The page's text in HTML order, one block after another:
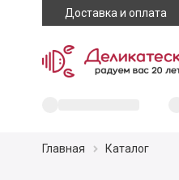
Доставка и оплата
Главная Каталог